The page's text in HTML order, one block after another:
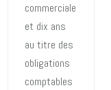
commerciale
et dix ans
au titre des
obligations
comptables